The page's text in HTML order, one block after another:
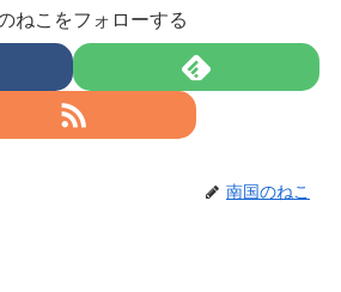
ねこをフォローする
南国のねこ